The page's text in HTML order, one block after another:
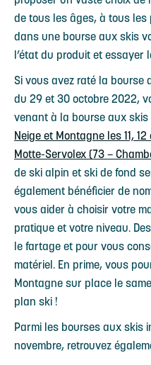
de tous les âges, à tous
dans une bourse aux skis
l’état du produit et essayer
Si vous avez raté la bourse
du 29 et 30 octobre 2022,
venant à la bourse aux
Neige et Montagne les 11,
Motte-Servolex (73 –
de ski alpin et ski de fond
également bénéficier de
vous aider à choisir votre
pratique et votre niveau.
le fartage et pour vous
matériel. En prime, vous
Montagne sur place le
plan ski !
Parmi les bourses aux skis
novembre, retrouvez